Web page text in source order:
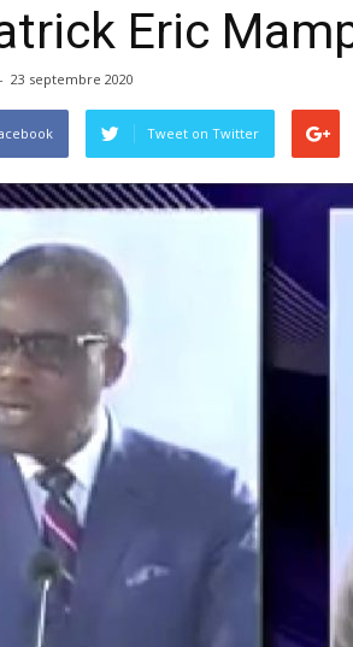
Eric
- 23 septembre 2020
Tweet on Twitter